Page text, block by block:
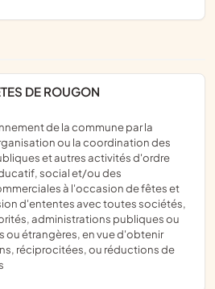
DE ROUGON
ou la coordination des
et autres activités d'ordre
social et/ou des
à l'occasion de fêtes et
d'ententes avec toutes sociétés,
administrations publiques ou
ou étrangères, en vue d'obtenir
réciprocitées, ou réductions de